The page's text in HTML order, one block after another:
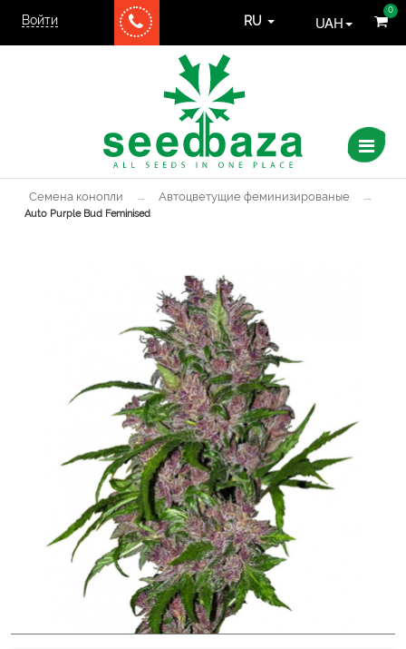
Войти
0
RU UAH
Семена конопли → Автоцветущие феминизированые →
Auto Purple Bud Feminised